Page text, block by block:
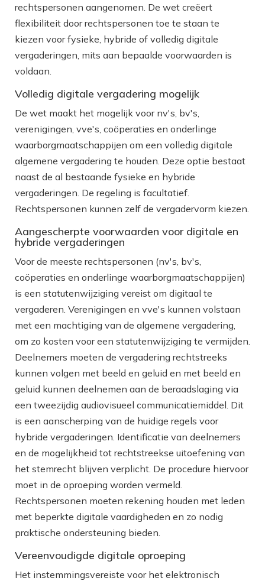
rechtspersonen aangenomen. De wet creëert
flexibiliteit door rechtspersonen toe te staan te
kiezen voor fysieke, hybride of volledig digitale
vergaderingen, mits aan bepaalde voorwaarden is
voldaan.
Volledig digitale vergadering mogelijk
De wet maakt het mogelijk voor nv's, bv's,
verenigingen, vve's, coöperaties en onderlinge
waarborgmaatschappijen om een volledig digitale
algemene vergadering te houden. Deze optie bestaat
naast de al bestaande fysieke en hybride
vergaderingen. De regeling is facultatief.
Rechtspersonen kunnen zelf de vergadervorm kiezen.
Aangescherpte voorwaarden voor digitale en
hybride vergaderingen
Voor de meeste rechtspersonen (nv's, bv's,
coöperaties en onderlinge waarborgmaatschappijen)
is een statutenwijziging vereist om digitaal te
vergaderen. Verenigingen en vve's kunnen volstaan
met een machtiging van de algemene vergadering,
om zo kosten voor een statutenwijziging te vermijden.
Deelnemers moeten de vergadering rechtstreeks
kunnen volgen met beeld en geluid en met beeld en
geluid kunnen deelnemen aan de beraadslaging via
een tweezijdig audiovisueel communicatiemiddel. Dit
is een aanscherping van de huidige regels voor
hybride vergaderingen. Identificatie van deelnemers
en de mogelijkheid tot rechtstreekse uitoefening van
het stemrecht blijven verplicht. De procedure hiervoor
moet in de oproeping worden vermeld.
Rechtspersonen moeten rekening houden met leden
met beperkte digitale vaardigheden en zo nodig
praktische ondersteuning bieden.
Vereenvoudigde digitale oproeping
Het instemmingsvereiste voor het elektronisch